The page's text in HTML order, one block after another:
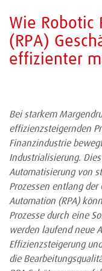
Wie Robotic
(RPA)
effizienter
Bei starkem
effizienzsteigernden
Finanzindustrie
Industrialisierung.
Automatisierung von
Prozessen entlang der
Automation (RPA)
Prozesse durch eine
werden laufend neue
Effizienzsteigerung
die